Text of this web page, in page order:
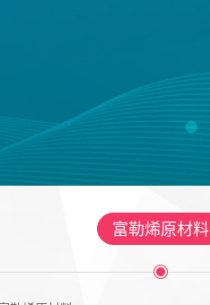
富勒烯原材料